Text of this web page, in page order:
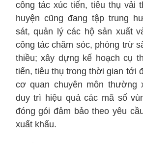
công tác xúc tiến, tiêu thụ vải
huyện cũng đang tập trung
sát, quản lý các hộ sản xuất
công tác chăm sóc, phòng trừ
thiều; xây dựng kế hoạch cụ
tiến, tiêu thụ trong thời gian tới
cơ quan chuyên môn thường
duy trì hiệu quả các mã số
đóng gói đảm bảo theo yêu
xuất khẩu.